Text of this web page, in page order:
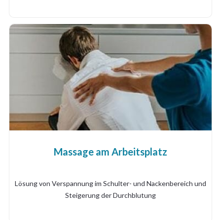
Massage am Arbeitsplatz
Lösung von Verspannung im Schulter- und Nackenbereich und
Steigerung der Durchblutung